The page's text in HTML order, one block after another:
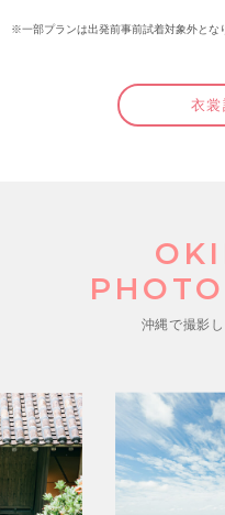
※一部プランは出発前事前試着対象外とな
衣裳
沖縄で撮影